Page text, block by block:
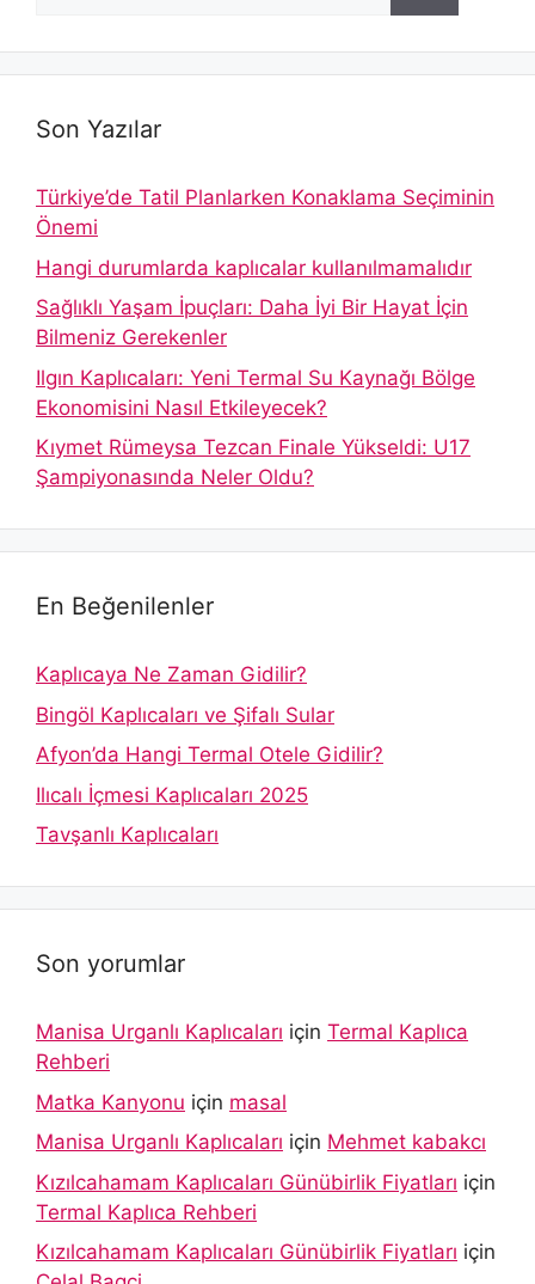
Son Yazılar
Türkiye’de Tatil Planlarken Konaklama Seçiminin
Önemi
Hangi durumlarda kaplıcalar kullanılmamalıdır
Sağlıklı Yaşam İpuçları: Daha İyi Bir Hayat İçin
Bilmeniz Gerekenler
Ilgın Kaplıcaları: Yeni Termal Su Kaynağı Bölge
Ekonomisini Nasıl Etkileyecek?
Kıymet Rümeysa Tezcan Finale Yükseldi: U17
Şampiyonasında Neler Oldu?
En Beğenilenler
Kaplıcaya Ne Zaman Gidilir?
Bingöl Kaplıcaları ve Şifalı Sular
Afyon’da Hangi Termal Otele Gidilir?
Ilıcalı İçmesi Kaplıcaları 2025
Tavşanlı Kaplıcaları
Son yorumlar
Manisa Urganlı Kaplıcaları için Termal Kaplıca
Rehberi
Matka Kanyonu için masal
Manisa Urganlı Kaplıcaları için Mehmet kabakcı
Kızılcahamam Kaplıcaları Günübirlik Fiyatları için
Termal Kaplıca Rehberi
Kızılcahamam Kaplıcaları Günübirlik Fiyatları için